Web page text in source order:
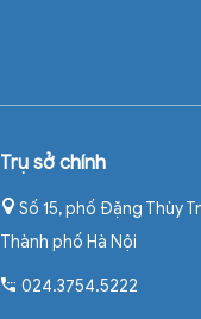
Trụ sở chính
Số 15, phố Đặng Thùy
Thành phố Hà Nội
024.3754.5222